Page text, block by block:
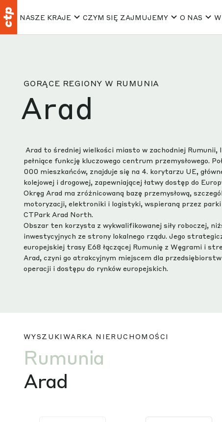
NASZE KRAJE CZYM SIĘ ZAJMUJEMY O NAS
GORĄCE REGIONY W RUMUNIA
Arad
Arad to średniej wielkości miasto w zachodniej Rumunii,
pełniące funkcję kluczowego centrum przemysłowego.
000 mieszkańców, znajduje się na 4. korytarzu UE,
kolejowej i drogowej, zapewniającej łatwy dostęp do
Okręg Arad ma zróżnicowaną bazę przemysłową,
motoryzacji, elektroniki i logistyki, wspieraną przez parki
CTPark Arad North.
Obszar ten korzysta z wykwalifikowanej siły roboczej,
inwestycyjnych ze strony lokalnego rządu. Jego
europejskiej trasy E68 łączącej Rumunię z Węgrami i
Arad, czyni go atrakcyjnym miejscem dla przedsiębiorstw
operacji i dostępu do rynków europejskich.
WYSZUKIWARKA NIERUCHOMOŚCI
Rumunia
Arad